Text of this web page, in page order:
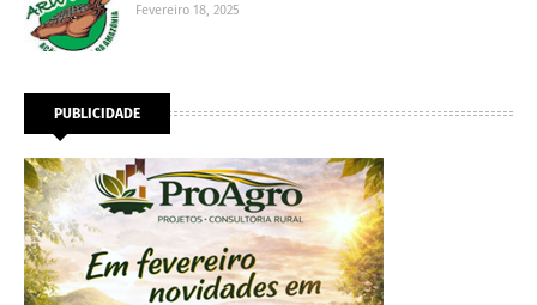
Fevereiro 18, 2025
PUBLICIDADE